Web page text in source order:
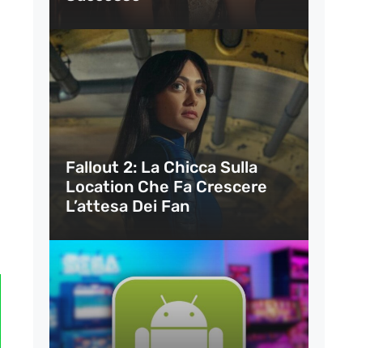
Fallout 2: La Chicca Sulla
Location Che Fa Crescere
L’attesa Dei Fan